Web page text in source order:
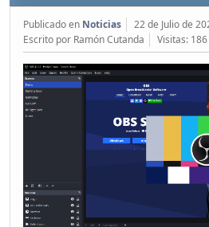
Publicado en Noticias
22 de Julio de
Escrito por Ramón Cutanda
Visitas: 186